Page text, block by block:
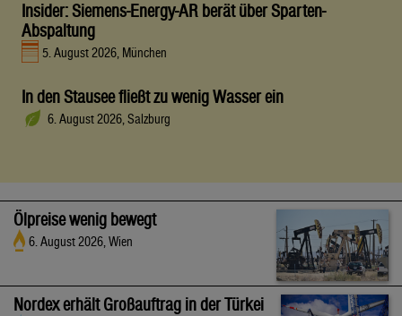
Insider: Siemens-Energy-AR berät über Sparten-
Abspaltung
5. August 2026, München
In den Stausee fließt zu wenig Wasser ein
6. August 2026, Salzburg
Ölpreise wenig bewegt
6. August 2026, Wien
Nordex erhält Großauftrag in der Türkei